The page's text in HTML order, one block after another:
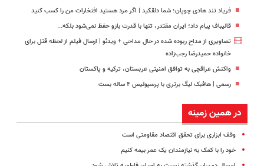
فریاد تند هادی چوپان؛‌ شما دلقکید | اگر مرد هستید افتخارات من را کسب کنید
قالیباف پیام داد؛ ایران مقتدر، تنها با قدرت بازو حفظ نمی‌شود بلکه...
تصاویری از مداح ربوده شده در حال مداحی + ویدئو | ارسال فیلم از لحظه قتل برای
خانواده‌ حمیدرضا رجب‌زاده
واکنش عراقچی به توافق امنیتی عربستان، ترکیه و پاکستان
رسمی | هافبک لیگ برتری با پرسپولیس ۴ ساله بست
در همین زمینه
وقف ابزاری برای تحقق اقتصاد مقاومتی است
خود را با کمک به نیازمندان یک عمر بیمه کنیم